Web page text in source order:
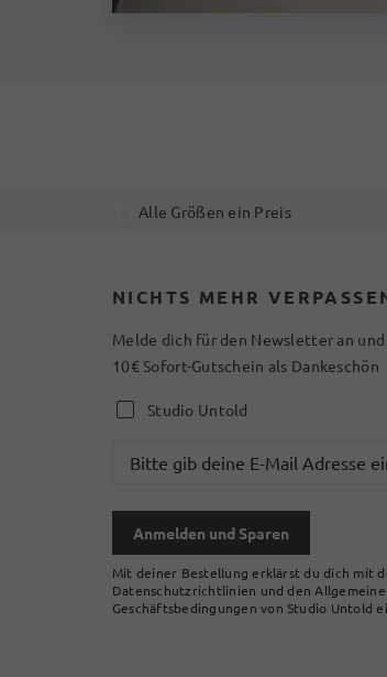
Alle Größen ein Preis
NICHTS MEHR
Melde dich für den Newsletter an
10€ Sofort-Gutschein als Dankeschön
Studio Untold
Anmelden und Sparen
Mit deiner Bestellung erklärst du dich mit
Datenschutzrichtlinien und den
Geschäftsbedingungen von Studio Untold